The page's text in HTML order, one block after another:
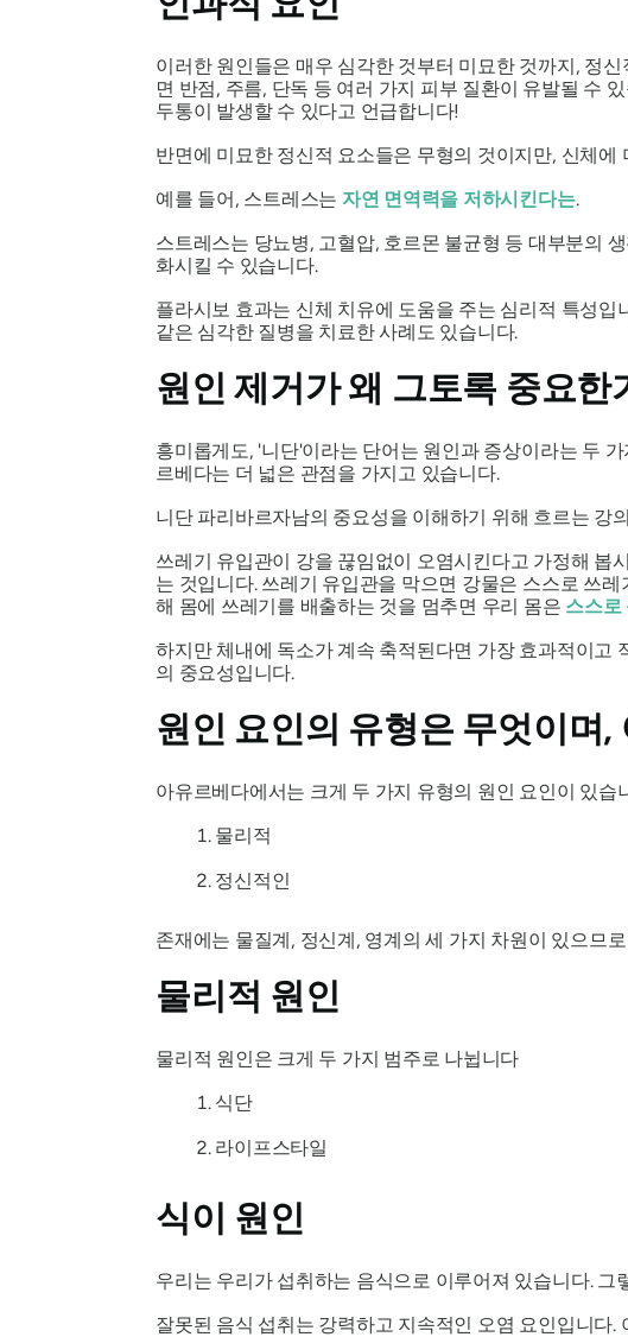
이러한 원인들은 매우 심각한 것부터 미묘한 것까지, 정
면 반점, 주름, 단독 등 여러 가지 피부 질환이 유발될 수
두통이 발생할 수 있다고 언급합니다!
반면에 미묘한 정신적 요소들은 무형의 것이지만, 신체
예를 들어, 스트레스는 자연 면역력을 저하시킨다는.
스트레스는 당뇨병, 고혈압, 호르몬 불균형 등 대부분의
화시킬 수 있습니다.
플라시보 효과는 신체 치유에 도움을 주는 심리적 특성
같은 심각한 질병을 치료한 사례도 있습니다.
원인 제거가 왜 그토록 중요한
흥미롭게도, '니단'이라는 단어는 원인과 증상이라는 두
르베다는 더 넓은 관점을 가지고 있습니다.
니단 파리바르자남의 중요성을 이해하기 위해 흐르는 강
쓰레기 유입관이 강을 끊임없이 오염시킨다고 가정해 봅
는 것입니다. 쓰레기 유입관을 막으면 강물은 스스로 쓰
해 몸에 쓰레기를 배출하는 것을 멈추면 우리 몸은 스스로
하지만 체내에 독소가 계속 축적된다면 가장 효과적이고
의 중요성입니다.
원인 요인의 유형은 무엇이며
아유르베다에서는 크게 두 가지 유형의 원인 요인이 있습
물리적
정신적인
존재에는 물질계, 정신계, 영계의 세 가지 차원이 있으므
물리적 원인
물리적 원인은 크게 두 가지 범주로 나뉩니다
식단
라이프스타일
식이 원인
우리는 우리가 섭취하는 음식으로 이루어져 있습니다.
잘못된 음식 섭취는 강력하고 지속적인 오염 요인입니다